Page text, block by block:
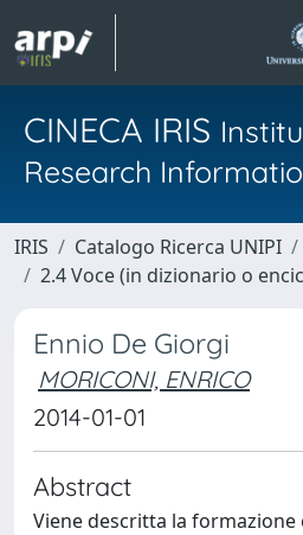
CINECA IRIS
Research
IRIS Catalogo Ricerca UNIPI
2.4 Voce (in dizionario o
Ennio De Giorgi
MORICONI, ENRICO
2014-01-01
Abstract
Viene descritta la formazione